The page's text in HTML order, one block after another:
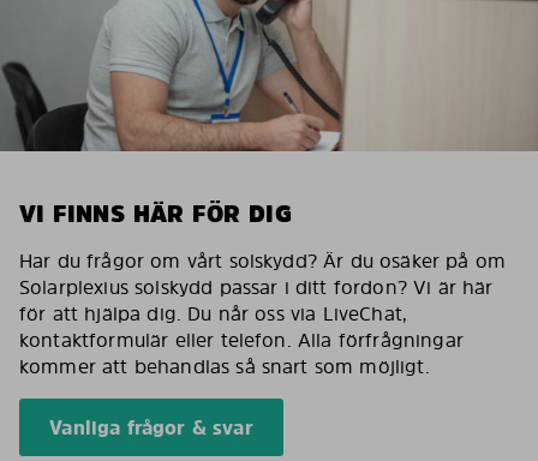
VI FINNS HÄR FÖR DIG
Har du frågor om vårt solskydd? Är du osäker på om
Solarplexius solskydd passar i ditt fordon? Vi är här
för att hjälpa dig. Du når oss via LiveChat,
kontaktformulär eller telefon. Alla förfrågningar
kommer att behandlas så snart som möjligt.
Vanliga frågor & svar